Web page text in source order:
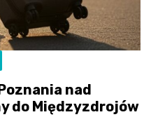
nad
do Międzyzdrojów